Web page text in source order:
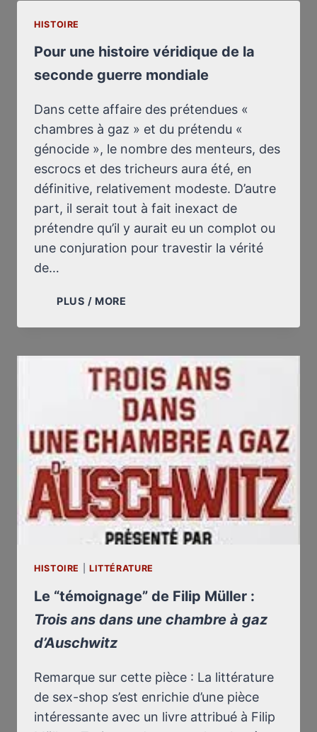
BE
PHYSICALLY
HISTOIRE
Pour une histoire véridique de la
seconde guerre mondiale
Dans cette affaire des prétendues «
chambres à gaz » et du prétendu «
génocide », le nombre des menteurs, des
escrocs et des tricheurs aura été, en
définitive, relativement modeste. D’autre
part, il serait tout à fait inexact de
prétendre qu’il y aurait eu un complot ou
une conjuration pour travestir la vérité
de…
PLUS / MORE
HISTOIRE
DE
SECONDE
GUERRE
MONDIALE
HISTOIRE LITTÉRATURE
Le “témoignage” de Filip Müller :
Trois ans dans une chambre à gaz
d’Auschwitz
Remarque sur cette pièce : La littérature
de sex-shop s’est enrichie d’une pièce
intéressante avec un livre attribué à Filip